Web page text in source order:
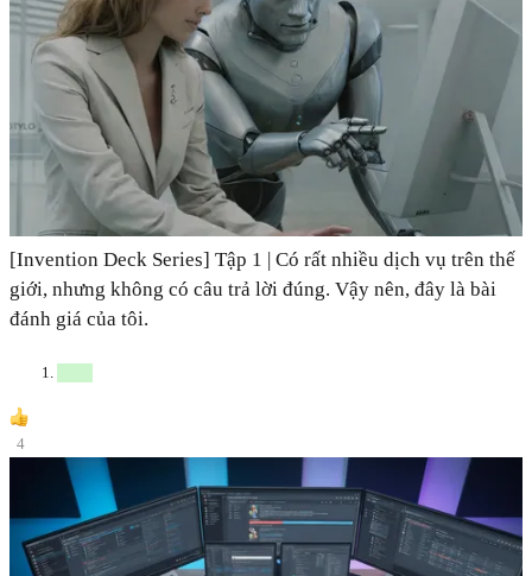
[Invention Deck Series] Tập 1 | Có rất nhiều dịch vụ trên thế
giới, nhưng không có câu trả lời đúng. Vậy nên, đây là bài
đánh giá của tôi.
4